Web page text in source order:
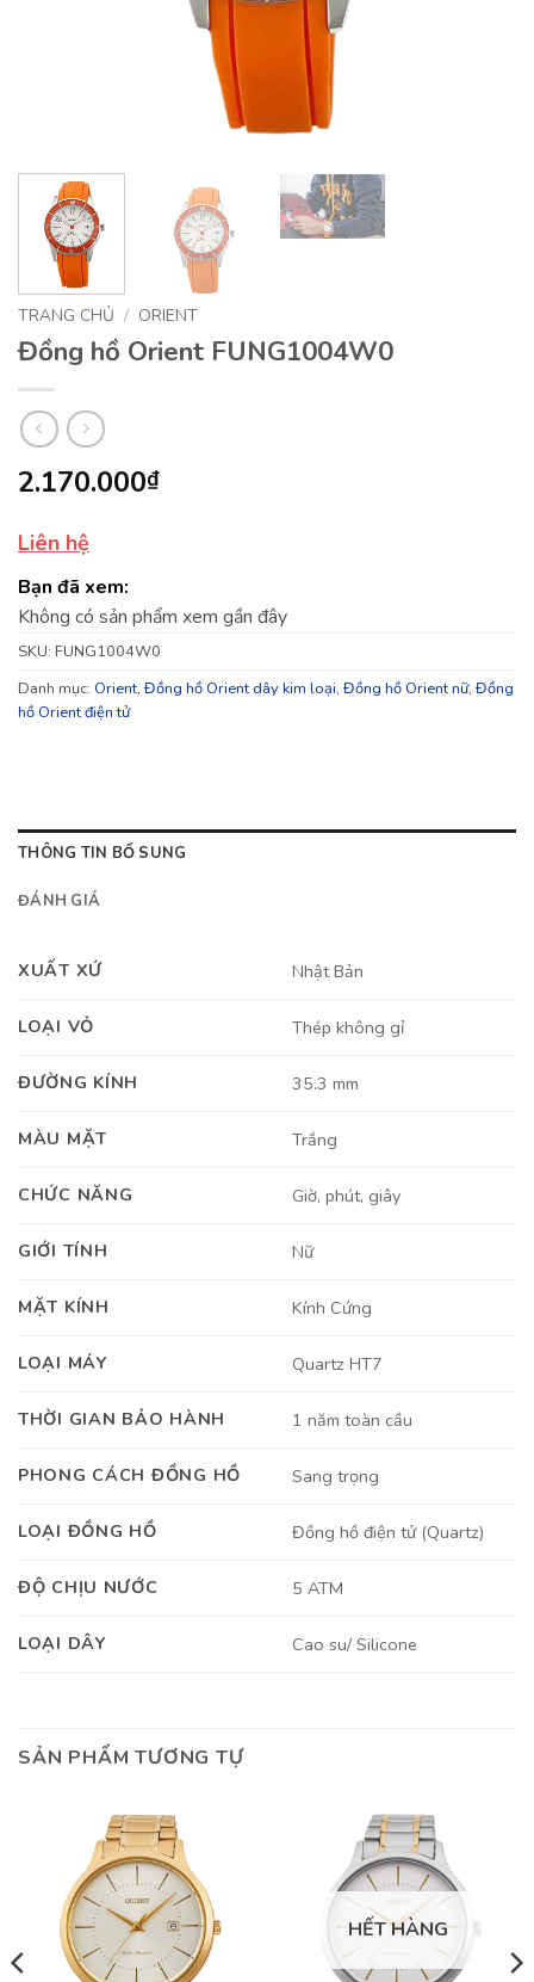
TRANG CHỦ / ORIENT
Đồng hồ Orient FUNG1004W0
2.170.000₫
Liên hệ
Bạn đã xem:
Không có sản phẩm xem gần đây
SKU: FUNG1004W0
Danh mục: Orient, Đồng hồ Orient dây kim loại, Đồng hồ Orient nữ, Đồng
hồ Orient điện tử
THÔNG TIN BỔ SUNG
ĐÁNH GIÁ
XUẤT XỨ Nhật Bản
LOẠI VỎ Thép không gỉ
ĐƯỜNG KÍNH 35.3 mm
MÀU MẶT Trắng
CHỨC NĂNG Giờ, phút, giây
GIỚI TÍNH Nữ
MẶT KÍNH Kính Cứng
LOẠI MÁY Quartz HT7
THỜI GIAN BẢO HÀNH 1 năm toàn cầu
PHONG CÁCH ĐỒNG HỒ Sang trọng
LOẠI ĐỒNG HỒ Đồng hồ điện tử (Quartz)
ĐỘ CHỊU NƯỚC 5 ATM
LOẠI DÂY Cao su/ Silicone
SẢN PHẨM TƯƠNG TỰ
HẾT HÀNG